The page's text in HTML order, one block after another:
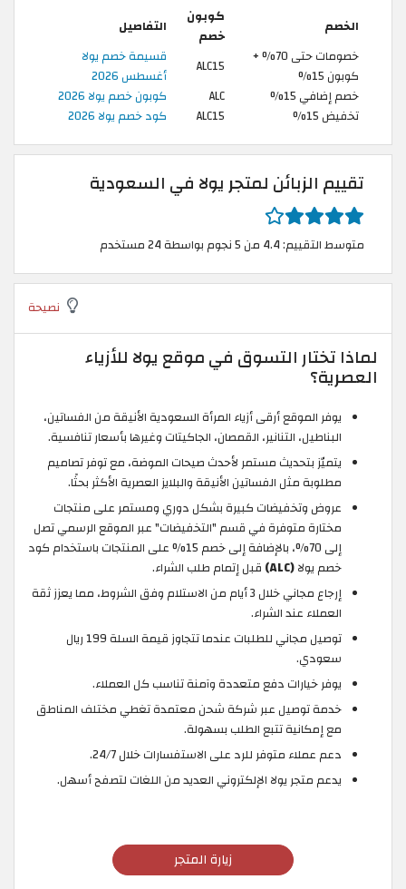
الخصم
كوبون
خصم
التفاصيل
خصومات حتى 70% +
كوبون 15%
ALC15
قسيمة خصم يولا
أغسطس 2026
خصم إضافي 15%
ALC
كوبون خصم يولا 2026
تخفيض 15%
ALC15 كود خصم يولا 2026
تقييم الزبائن لمتجر يولا في السعودية
متوسط التقييم: 4.4 من 5 نجوم بواسطة 24 مستخدم
نصيحة
لماذا تختار التسوق في موقع يولا للأزياء
العصرية؟
يوفر الموقع أرقى أزياء المرأة السعودية الأنيقة من الفساتين،
البناطيل، التنانير، القمصان، الجاكيتات وغيرها بأسعار تنافسية.
يتميّز بتحديث مستمر لأحدث صيحات الموضة، مع توفر تصاميم
مطلوبة مثل الفساتين الأنيقة والبلايز العصرية الأكثر بحثًا.
عروض وتخفيضات كبيرة بشكل دوري ومستمر على منتجات
مختارة متوفرة في قسم "التخفيضات" عبر الموقع الرسمي تصل
إلى 70%، بالإضافة إلى خصم 15% على المنتجات باستخدام كود
خصم يولا(ALC)
قبل إتمام طلب الشراء.
إرجاع مجاني خلال 3 أيام من الاستلام وفق الشروط، مما يعزز ثقة
العملاء عند الشراء.
توصيل مجاني للطلبات عندما تتجاوز قيمة السلة 199 ريال
سعودي.
يوفر خيارات دفع متعددة وآمنة تناسب كل العملاء.
خدمة توصيل عبر شركة شحن معتمدة تغطي مختلف المناطق
مع إمكانية تتبع الطلب بسهولة.
دعم عملاء متوفر للرد على الاستفسارات خلال 24/7.
يدعم متجر يولا الإلكتروني العديد من اللغات لتصفح أسهل.
زيارة المتجر